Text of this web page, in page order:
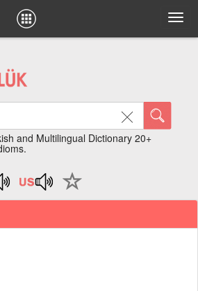
and Multilingual Dictionary 20+